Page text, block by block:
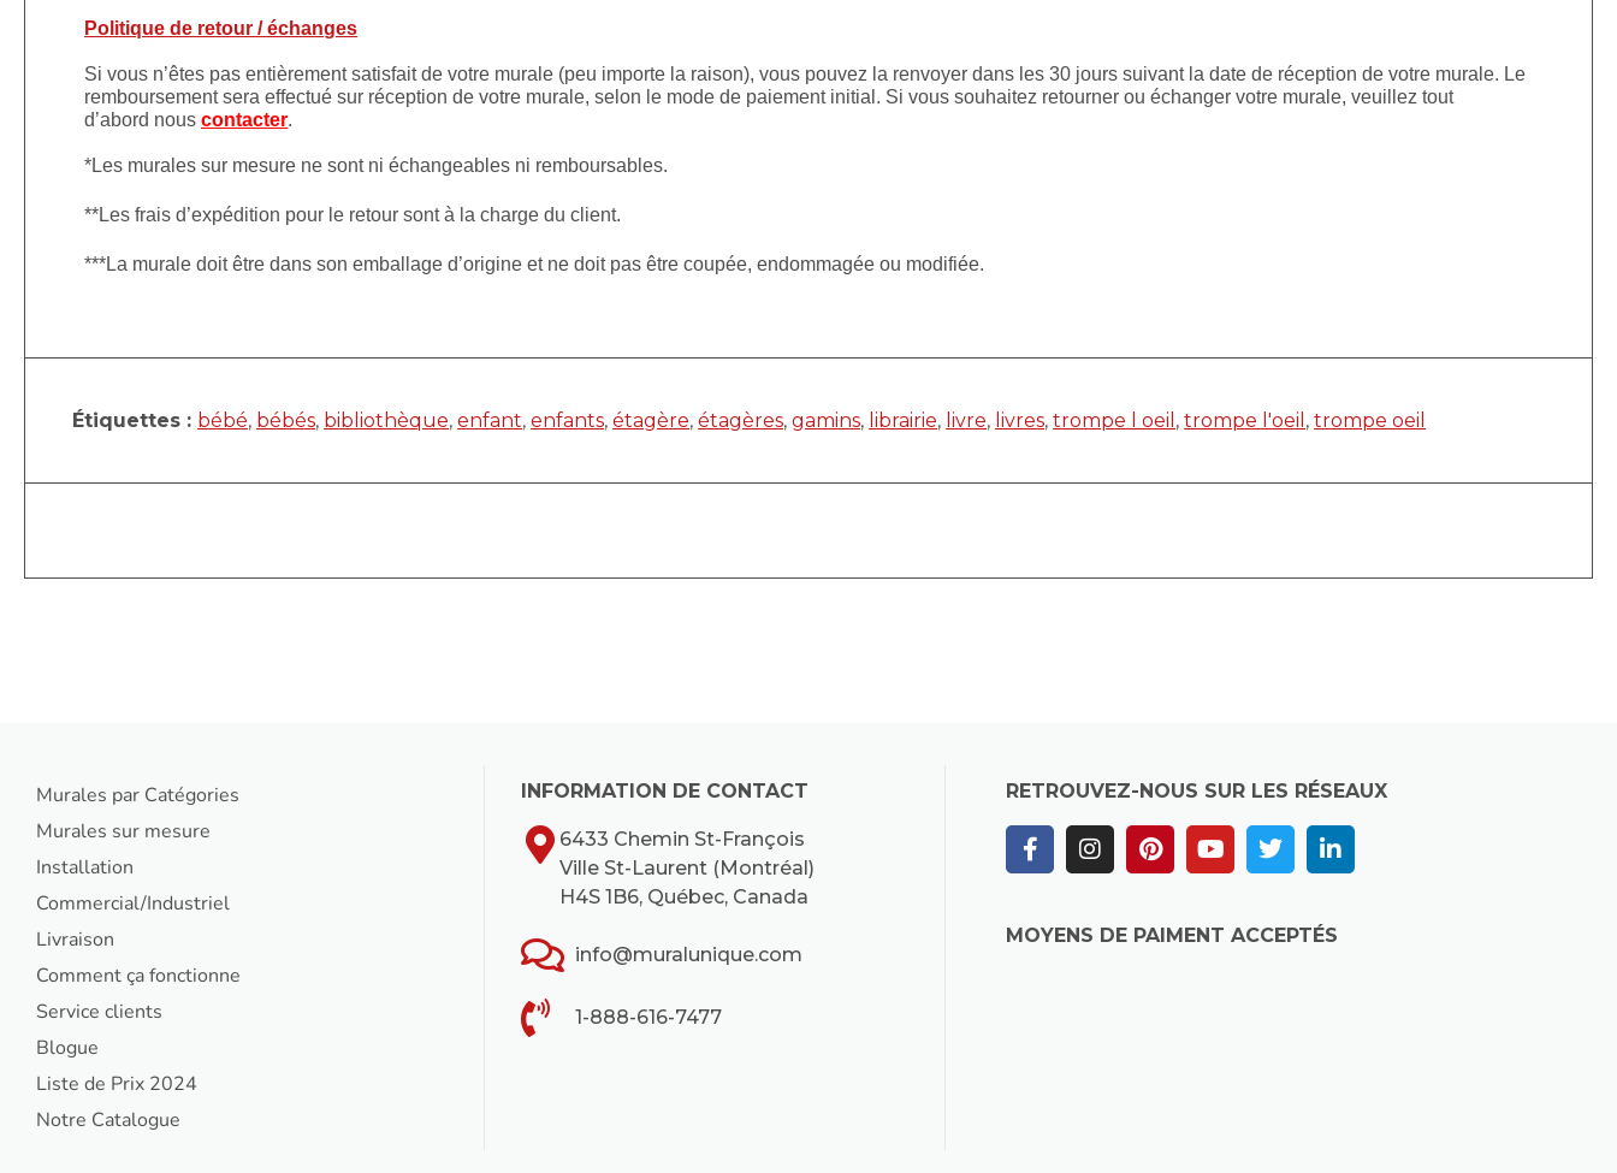
Politique de retour / échanges
Si vous n’êtes pas entièrement satisfait de votre murale (peu importe la raison), vous pouvez la renvoyer dans les 30 jours suivant la date de réception de votre murale. Le
remboursement sera effectué sur réception de votre murale, selon le mode de paiement initial. Si vous souhaitez retourner ou échanger votre murale, veuillez tout
d’abord nouscontacter.
*Les murales sur mesure ne sont ni échangeables ni remboursables.
**Les frais d’expédition pour le retour sont à la charge du client.
***La murale doit être dans son emballage d’origine et ne doit pas être coupée, endommagée ou modifiée.
Étiquettes : bébé, bébés, bibliothèque,enfant,enfants,étagère,étagères,gamins, librairie, livre, livres,trompe l oeil ,trompe l'oeil ,trompe oeil
Murales par Catégories
Murales sur mesure
Installation
Commercial/Industriel
Livraison
Comment ça fonctionne
Service clients
Blogue
Liste de Prix 2024
Notre Catalogue
INFORMATION DE CONTACT
6433 Chemin St-François
Ville St-Laurent (Montréal)
H4S 1B6, Québec, Canada
info@muralunique.com
1-888-616-7477
RETROUVEZ-NOUS SUR LES RÉSEAUX
MOYENS DE PAIMENT ACCEPTÉS